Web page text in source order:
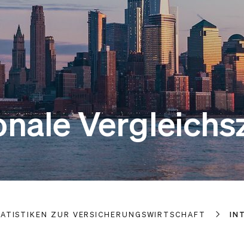
ZUR VERSICHERUNGSWIRTSCHAFT